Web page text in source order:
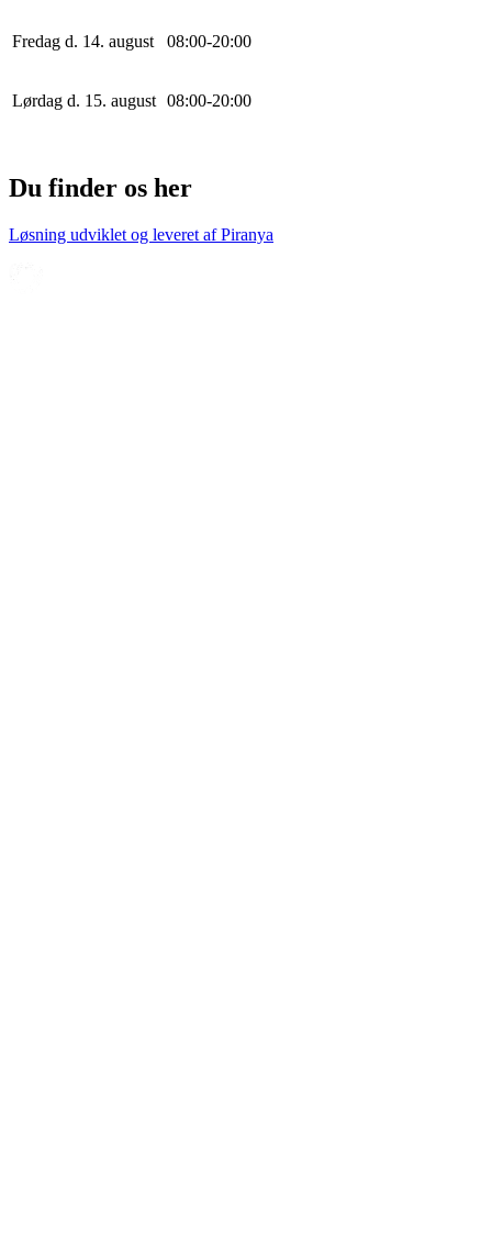
Fredag d. 14. august 08:00-20:00
Lørdag d. 15. august 08:00-20:00
Du finder os her
Løsning udviklet og leveret afPiranya